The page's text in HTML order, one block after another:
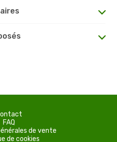
FAQ
de vente
de cookies